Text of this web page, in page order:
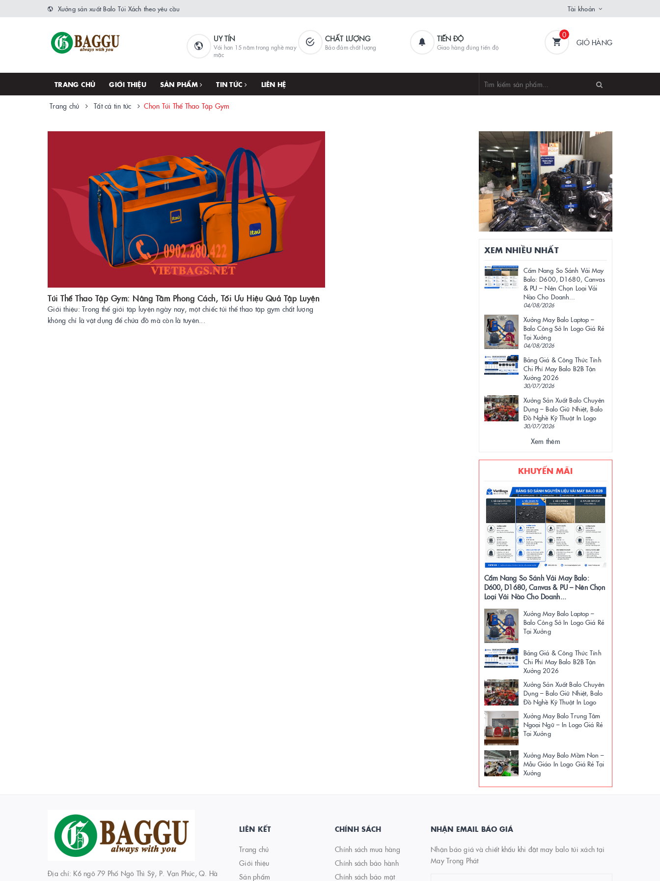
Xưởng sản xuất Balo Túi Xách theo yêu cầu Tài khoản
UY TÍN
Với hơn 15 năm trong nghề may
mặc
CHẤT LƯỢNG
Bảo đảm chất lượng
TIẾN ĐỘ
Giao hàng đúng tiến độ
0
GIỎ HÀNG
TRANG CHỦ GIỚI THIỆU SẢN PHẨM TIN TỨC LIÊN HỆ
Trang chủ Tất cả tin tức Chọn Túi Thể Thao Tập Gym
Túi Thể Thao Tập Gym: Nâng Tầm Phong Cách, Tối Ưu Hiệu Quả Tập Luyện
Giới thiệu: Trong thế giới tập luyện ngày nay, một chiếc túi thể thao tập gym chất lượng
không chỉ là vật dụng để chứa đồ mà còn là tuyên...
XEM NHIỀU NHẤT
Cẩm Nang So Sánh Vải May
Balo: D600, D1680, Canvas
& PU – Nên Chọn Loại Vải
Nào Cho Doanh...
04/08/2026
Xưởng May Balo Laptop –
Balo Công Sở In Logo Giá Rẻ
Tại Xưởng
04/08/2026
Bảng Giá & Công Thức Tính
Chi Phí May Balo B2B Tận
Xưởng 2026
30/07/2026
Xưởng Sản Xuất Balo Chuyên
Dụng – Balo Giữ Nhiệt, Balo
Đồ Nghề Kỹ Thuật In Logo
30/07/2026
Xem thêm
KHUYẾN MÃI
Cẩm Nang So Sánh Vải May Balo:
D600, D1680, Canvas & PU – Nên Chọn
Loại Vải Nào Cho Doanh...
Xưởng May Balo Laptop –
Balo Công Sở In Logo Giá Rẻ
Tại Xưởng
Bảng Giá & Công Thức Tính
Chi Phí May Balo B2B Tận
Xưởng 2026
Xưởng Sản Xuất Balo Chuyên
Dụng – Balo Giữ Nhiệt, Balo
Đồ Nghề Kỹ Thuật In Logo
Xưởng May Balo Trung Tâm
Ngoại Ngữ – In Logo Giá Rẻ
Tại Xưởng
Xưởng May Balo Mầm Non –
Mẫu Giáo In Logo Giá Rẻ Tại
Xưởng
Địa chỉ: K6 ngõ 79 Phố Ngô Thì Sỹ, P. Vạn Phúc, Q. Hà
LIÊN KẾT
Trang chủ
Giới thiệu
Sản phẩm
CHÍNH SÁCH
Chính sách mua hàng
Chính sách bảo hành
Chính sách bảo mật
NHẬN EMAIL BÁO GIÁ
Nhận báo giá và chiết khấu khi đặt may balo túi xách tại
May Trọng Phát